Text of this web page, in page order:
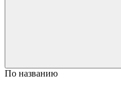
По названию